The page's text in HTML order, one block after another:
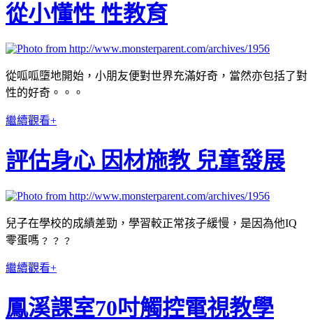
從小懂性 性教育
從呱呱墮地開始，小朋友便對世界充滿好奇，當然亦包括了對
性的好奇。。。
繼續觀看+
評估身心 因材施教 兒童發展
兒子在學校的成績差勁，學習較正常孩子緩慢，是因為他IQ
零蛋嗎﹖﹖﹖
繼續觀看+
鳳溪課室70吋觸控電視教學